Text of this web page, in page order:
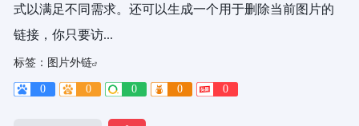
式以满足不同需求。还可以生成一个用于删除当前图片的
链接，你只要访...
标签： 图片外链
0 0 0 0 0